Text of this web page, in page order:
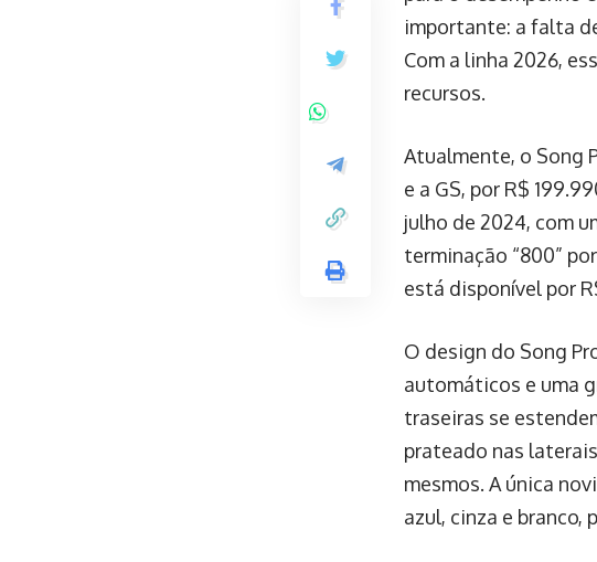
importante: a falta
Com a linha 2026,
recursos.
Atualmente, o Song
e a GS, por R$
julho de 2024, com
terminação “800”
está disponível por
O design do Song
automáticos e uma
traseiras se
prateado nas
mesmos. A única
azul, cinza e